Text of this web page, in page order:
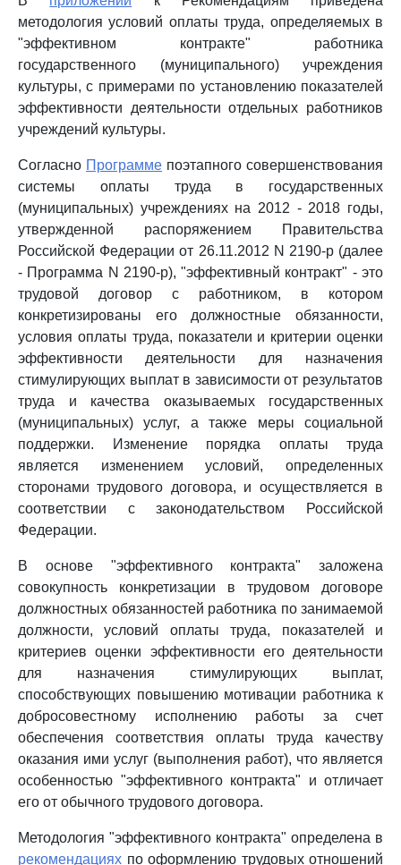
методология условий оплаты труда, определяемых в
"эффективном контракте" работника
государственного (муниципального) учреждения
культуры, с примерами по установлению показателей
эффективности деятельности отдельных работников
учреждений культуры.
Согласно Программе поэтапного совершенствования
системы оплаты труда в государственных
(муниципальных) учреждениях на 2012 - 2018 годы,
утвержденной распоряжением Правительства
Российской Федерации от 26.11.2012 N 2190-р (далее
- Программа N 2190-р), "эффективный контракт" - это
трудовой договор с работником, в котором
конкретизированы его должностные обязанности,
условия оплаты труда, показатели и критерии оценки
эффективности деятельности для назначения
стимулирующих выплат в зависимости от результатов
труда и качества оказываемых государственных
(муниципальных) услуг, а также меры социальной
поддержки. Изменение порядка оплаты труда
является изменением условий, определенных
сторонами трудового договора, и осуществляется в
соответствии с законодательством Российской
Федерации.
В основе "эффективного контракта" заложена
совокупность конкретизации в трудовом договоре
должностных обязанностей работника по занимаемой
должности, условий оплаты труда, показателей и
критериев оценки эффективности его деятельности
для назначения стимулирующих выплат,
способствующих повышению мотивации работника к
добросовестному исполнению работы за счет
обеспечения соответствия оплаты труда качеству
оказания ими услуг (выполнения работ), что является
особенностью "эффективного контракта" и отличает
его от обычного трудового договора.
Методология "эффективного контракта" определена в
рекомендациях по оформлению трудовых отношений